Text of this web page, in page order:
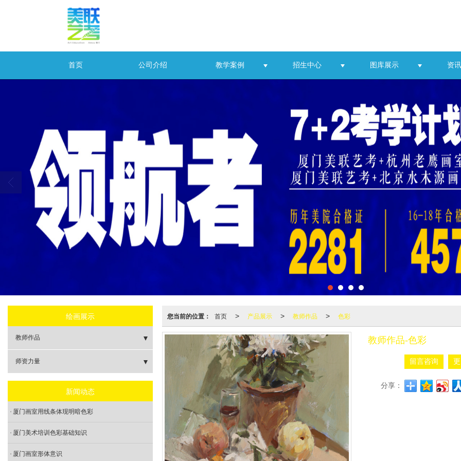
首页 公司介绍 教学案例 招生中心 图库展示 资
您当前的位置： 首页 > 产品展示 > 教师作品 > 色彩
教师作品-色彩
留言咨询
分享：
绘画展示
教师作品
- 色彩
- 素描
师资力量
- 色彩主教
- 素描主教
- 速写主教
新闻动态
厦门画室用线条体现明暗色彩
厦门美术培训色彩基础知识
厦门画室形体意识